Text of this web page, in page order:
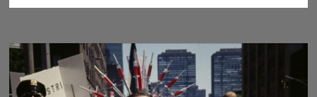
RESUENAN